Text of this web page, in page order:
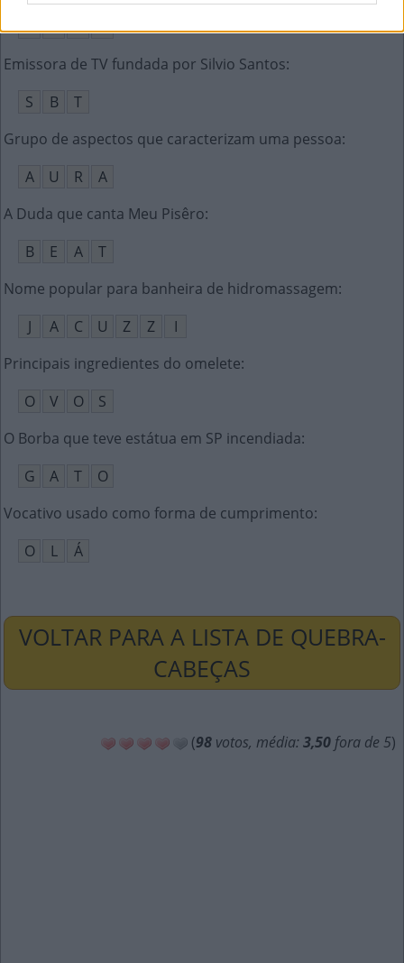
T
A T
I
Emissora de TV fundada por Silvio Santos:
S
B
T
Grupo de aspectos que caracterizam uma pessoa:
A
U R
A
A Duda que canta Meu Pisêro:
B
E A
T
Nome popular para banheira de hidromassagem:
J
A C U Z Z
I
Principais ingredientes do omelete:
O
V O
S
O Borba que teve estátua em SP incendiada:
G
A T
O
Vocativo usado como forma de cumprimento:
O
L Á
VOLTAR PARA A LISTA DE QUEBRA-
CABEÇAS
(98 votos, média: 3,50 fora de 5)